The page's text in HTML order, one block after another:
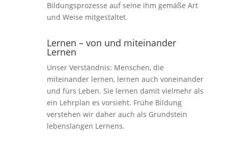
Bildungsprozesse auf seine ihm gemäße Art
und Weise mitgestaltet.
Lernen – von und miteinander
Lernen
Unser Verständnis: Menschen, die
miteinander lernen, lernen auch voneinander
und fürs Leben. Sie lernen damit vielmehr als
ein Lehrplan es vorsieht. Frühe Bildung
verstehen wir daher auch als Grundstein
lebenslangen Lernens.